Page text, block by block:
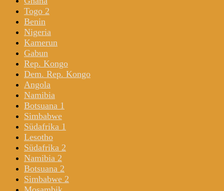
Togo 2
Benin
Nigeria
Kamerun
Gabun
Rep. Kongo
Dem. Rep. Kongo
Angola
Namibia
Botsuana 1
Simbabwe
Südafrika 1
Lesotho
Südafrika 2
Namibia 2
Botsuana 2
Simbabwe 2